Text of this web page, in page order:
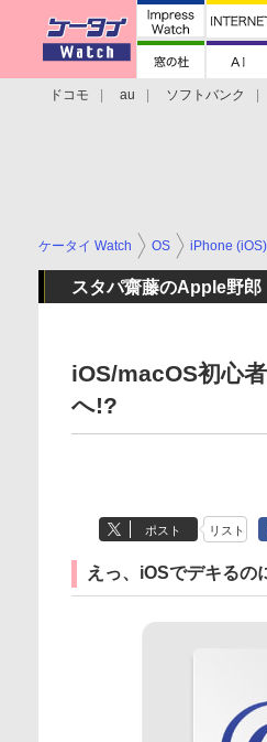
ドコモ au ソフトバンク
ケータイ Watch OS iPhone (iOS)
スタパ齋藤のApple野郎
iOS/macOS初心
へ!?
ポスト リスト
えっ、iOSでデキるの